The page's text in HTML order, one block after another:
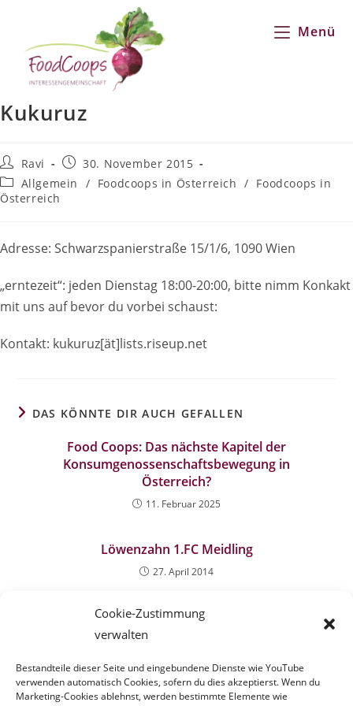
Cookie-Zustimmung
verwalten
Bestandteile dieser Seite und eingebundene Dienste wie YouTube
verwenden automatisch Cookies, sofern du dies akzeptierst. Wenn du
Marketing-Cookies ablehnst, werden bestimmte Elemente wie
springen
Menü
Kukuruz
Beitrags-
Autor:
Ravi
Beitrag
veröffentlicht:
30. November 2015
Beitrags-
Kategorie:
Allgemein / Foodcoops in Österreich / Foodcoops in
Österreich
Adresse: Schwarzspanierstraße 15/1/6, 1090 Wien
„erntezeit“: jeden Dienstag 18:00-20:00, bitte nimm Konkakt
mit uns auf bevor du vorbei schaust:
Kontakt: kukuruz[ät]lists.riseup.net
DAS KÖNNTE DIR AUCH GEFALLEN
Food Coops: Das nächste Kapitel der
Konsumgenossenschaftsbewegung in
Österreich?
11. Februar 2025
Löwenzahn 1.FC Meidling
27. April 2014
11. Februar 2025